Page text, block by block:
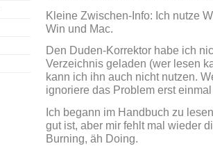
Kleine Zwischen-Info: Ich nutze
Win und Mac.
Den Duden-Korrektor habe ich
Verzeichnis geladen (wer lesen
kann ich ihn auch nicht nutzen.
ignoriere das Problem erst
Ich begann im Handbuch zu
gut ist, aber mir fehlt mal wieder
Burning, äh Doing.